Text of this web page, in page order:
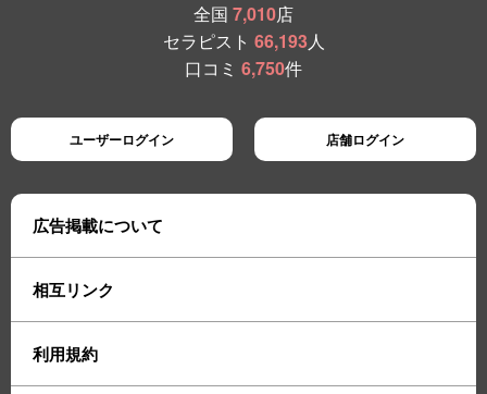
全国 7,010店
セラピスト 66,193人
口コミ 6,750件
ユーザーログイン 店舗ログイン
広告掲載について
相互リンク
利用規約